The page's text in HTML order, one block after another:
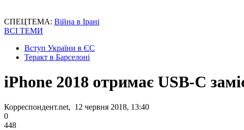
СПЕЦТЕМА: Війна в Ірані
ВСІ ТЕМИ
Вступ України в ЄС
Теракт в Барселоні
iPhone 2018 отримає USB-C
Корреспондент.net, 12 червня 2018, 13:40
0
448